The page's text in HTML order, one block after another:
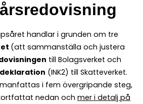
handlar i grunden om tre
(att sammanställa och justera
till Bolagsverket och
(INK2) till Skatteverket.
i fem övergripande steg,
nedan och mer i detalj på